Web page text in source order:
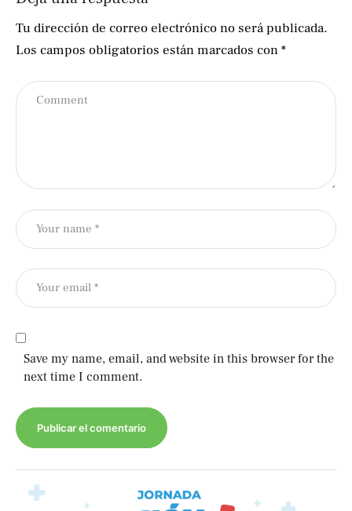
Tu dirección de correo electrónico no será publicada.
Los campos obligatorios están marcados con*
Save my name, email, and website in this browser for the
next time I comment.